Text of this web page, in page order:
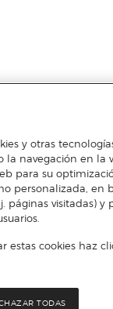
y otras
navegación en la
para su
personalizada, en
páginas visitadas)
cookies haz
TODAS